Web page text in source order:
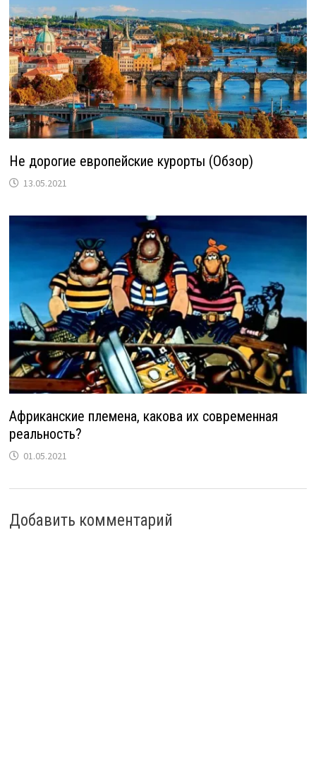
Не дорогие европейские курорты (Обзор)
13.05.2021
Африканские племена, какова их современная
реальность?
01.05.2021
Добавить комментарий